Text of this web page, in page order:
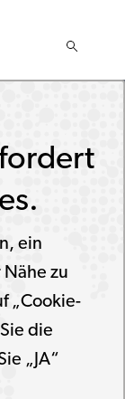
ein
zu
„Cookie-
die
„JA“